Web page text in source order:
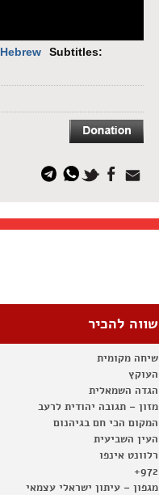
Hebrew
Subtitles:
שווה להכיר
שיחה מקומית
העוקץ
הגדה השמאלית
מזון – תגובה יהודית לרעב
המקום הכי חם בגיהנום
העין השביעית
רלוונט אינפו
972+
מגפון – עיתון ישראלי עצמאי